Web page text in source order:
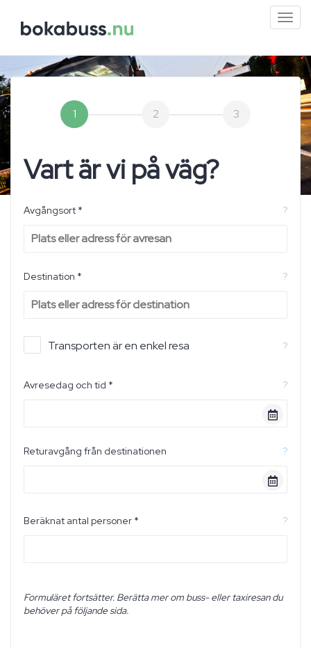
1 2 3
Vart är vi på väg?
Avgångsort * ?
Destination * ?
Transporten är en enkel resa ?
Avresedag och tid * ?
Returavgång från destinationen ?
Beräknat antal personer * ?
Formuläret fortsätter. Berätta mer om buss- eller taxiresan du
behöver på följande sida.